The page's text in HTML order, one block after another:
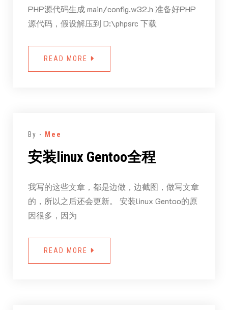
PHP源代码生成 main/config.w32.h 准备好PHP
源代码，假设解压到 D:\phpsrc 下载
READ MORE
By - Mee
安装linux Gentoo全程
我写的这些文章，都是边做，边截图，做写文章
的，所以之后还会更新。 安装linux Gentoo的原
因很多，因为
READ MORE